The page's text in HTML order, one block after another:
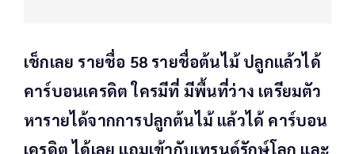
เช็กเลย รายชื่อ 58 รายชื่อต้นไม้ ปลูกแล้วได้
คาร์บอนเครดิต ใครมีที่ มีพื้นที่ว่าง เตรียมตัว
หารายได้จากการปลูกต้นไม้ แล้วได้ คาร์บอน
เครดิต ได้เลย แถมเข้ากับเทรนด์รักษ์โลก และ